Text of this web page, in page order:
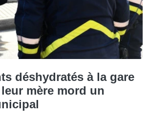
déshydratés à la gare
mère mord un